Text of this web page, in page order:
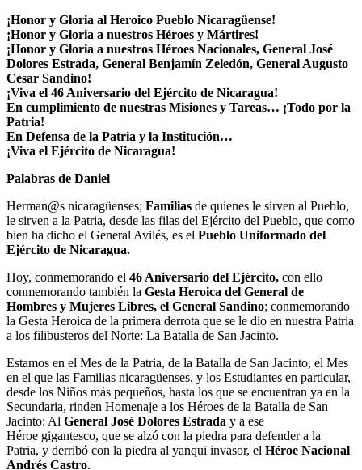
¡Honor y Gloria al Heroico Pueblo Nicaragüense!
¡Honor y Gloria a nuestros Héroes y Mártires!
¡Honor y Gloria a nuestros Héroes Nacionales, General José
Dolores Estrada, General Benjamín Zeledón, General Augusto
César Sandino!
¡Viva el 46 Aniversario del Ejército de Nicaragua!
En cumplimiento de nuestras Misiones y Tareas… ¡Todo por la
Patria!
En Defensa de la Patria y la Institución…
¡Viva el Ejército de Nicaragua!
Palabras de Daniel
Herman@s nicaragüenses; Familias de quienes le sirven al Pueblo,
le sirven a la Patria, desde las filas del Ejército del Pueblo, que como
bien ha dicho el General Avilés, es el Pueblo Uniformado del
Ejército de Nicaragua.
Hoy, conmemorando el 46 Aniversario del Ejército, con ello
conmemorando también la Gesta Heroica del General de
Hombres y Mujeres Libres, el General Sandino; conmemorando
la Gesta Heroica de la primera derrota que se le dio en nuestra Patria
a los filibusteros del Norte: La Batalla de San Jacinto.
Estamos en el Mes de la Patria, de la Batalla de San Jacinto, el Mes
en el que las Familias nicaragüenses, y los Estudiantes en particular,
desde los Niños más pequeños, hasta los que se encuentran ya en la
Secundaria, rinden Homenaje a los Héroes de la Batalla de San
Jacinto: Al General José Dolores Estrada y a ese
Héroe gigantesco, que se alzó con la piedra para defender a la
Patria, y derribó con la piedra al yanqui invasor, el Héroe Nacional
Andrés Castro.